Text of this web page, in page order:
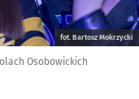
fot. Bartosz Mokrzycki
Osobowickich